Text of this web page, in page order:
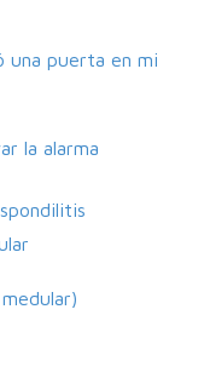
una puerta en mi
la alarma